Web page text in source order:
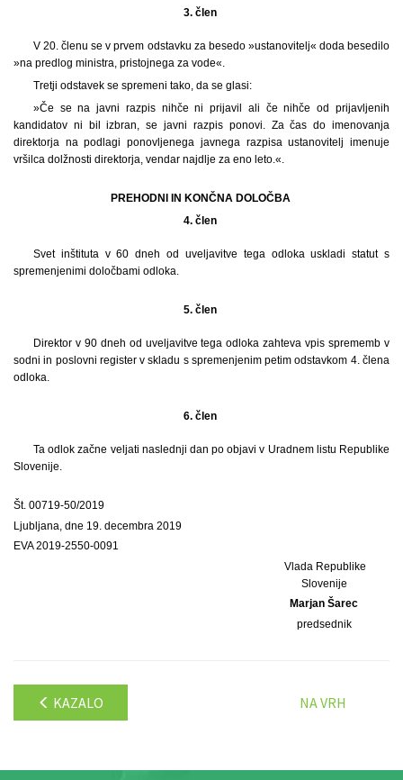
3. člen
V 20. členu se v prvem odstavku za besedo »ustanovitelj« doda besedilo
»na predlog ministra, pristojnega za vode«.
Tretji odstavek se spremeni tako, da se glasi:
»Če se na javni razpis nihče ni prijavil ali če nihče od prijavljenih
kandidatov ni bil izbran, se javni razpis ponovi. Za čas do imenovanja
direktorja na podlagi ponovljenega javnega razpisa ustanovitelj imenuje
vršilca dolžnosti direktorja, vendar najdlje za eno leto.«.
PREHODNI IN KONČNA DOLOČBA
4. člen
Svet inštituta v 60 dneh od uveljavitve tega odloka uskladi statut s
spremenjenimi določbami odloka.
5. člen
Direktor v 90 dneh od uveljavitve tega odloka zahteva vpis sprememb v
sodni in poslovni register v skladu s spremenjenim petim odstavkom 4. člena
odloka.
6. člen
Ta odlok začne veljati naslednji dan po objavi v Uradnem listu Republike
Slovenije.
Št. 00719-50/2019
Ljubljana, dne 19. decembra 2019
EVA 2019-2550-0091
Vlada Republike
Slovenije
Marjan Šarec
predsednik
KAZALO NA VRH